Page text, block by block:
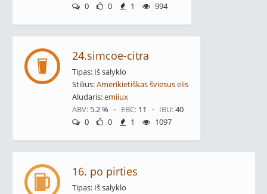
0
0 1 994
24.simcoe-citra
Tipas: Iš salyklo
Stilius:Amerikietiškas šviesus elis
Aludaris:emiiux
ABV: 5.2 % · EBC: 11 · IBU:40
0
0 1 1097
16. po pirties
Tipas: Iš salyklo